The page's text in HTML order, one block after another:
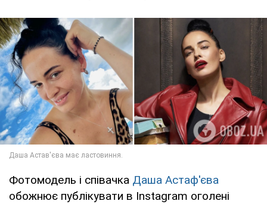
Фотомодель і співачка Даша Астаф'єва
обожнює публікувати в Instagram оголені